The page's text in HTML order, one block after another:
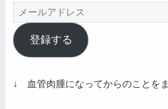
メ
ー
ル
ア
レ
登録する
↓ 血管肉腫になってからのことをま